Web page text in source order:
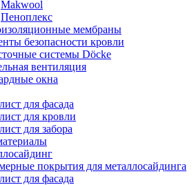
Makwool
Пеноплекс
мембраны
безопасности кровли
системы Döcke
вентиляция
окна
для фасада
для кровли
для забора
покрытия для металлосайдинга
для фасада